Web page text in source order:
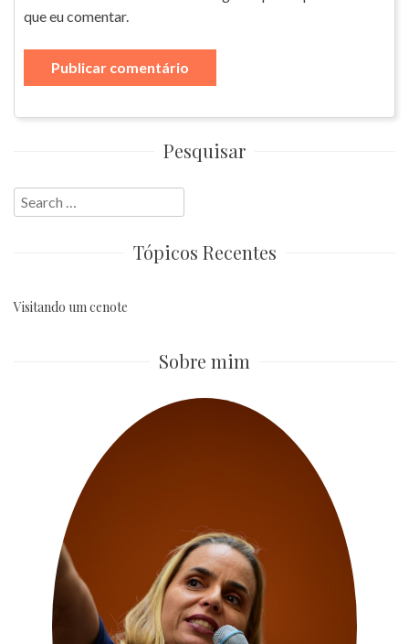
que eu comentar.
Pesquisar
Search
for:
Tópicos Recentes
Visitando um cenote
Sobre mim